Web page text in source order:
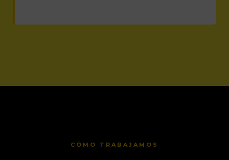
CÓMO TRABAJAMOS